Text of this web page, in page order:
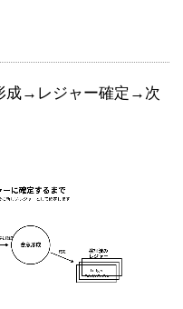
成→レジャー確定→次